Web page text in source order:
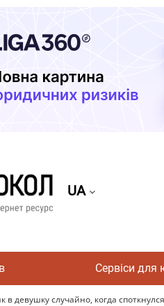
UA
Сервіси для
в девушку случайно, когда